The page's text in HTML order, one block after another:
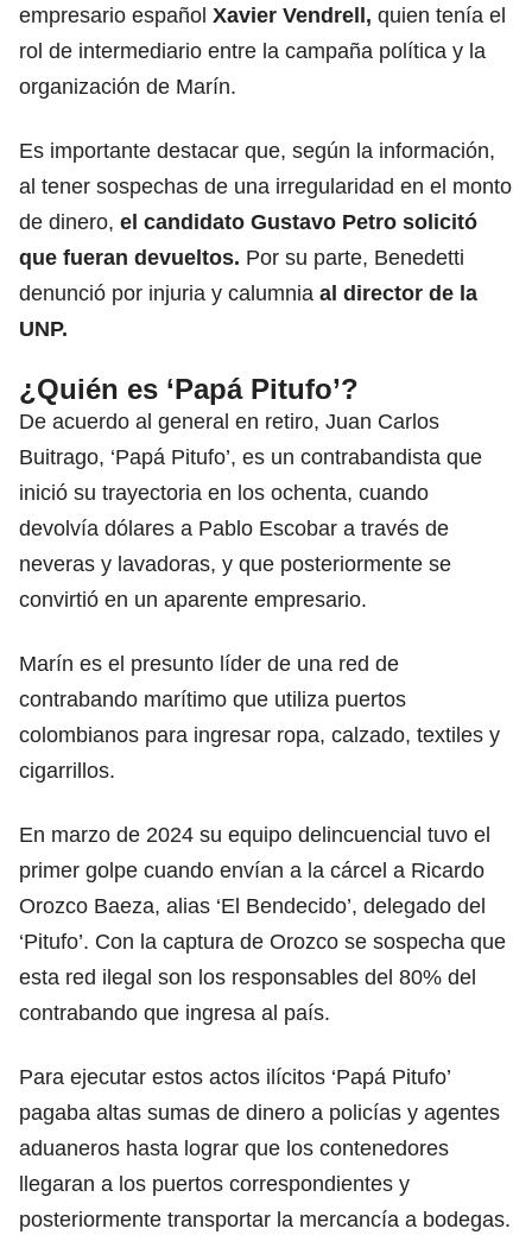
empresario español Xavier Vendrell, quien tenía el
rol de intermediario entre la campaña política y la
organización de Marín.
Es importante destacar que, según la información,
al tener sospechas de una irregularidad en el monto
de dinero, el candidato Gustavo Petro solicitó
que fueran devueltos. Por su parte, Benedetti
denunció por injuria y calumnia al director de la
UNP.
¿Quién es ‘Papá Pitufo’?
De acuerdo al general en retiro, Juan Carlos
Buitrago, ‘Papá Pitufo’, es un contrabandista que
inició su trayectoria en los ochenta, cuando
devolvía dólares a Pablo Escobar a través de
neveras y lavadoras, y que posteriormente se
convirtió en un aparente empresario.
Marín es el presunto líder de una red de
contrabando marítimo que utiliza puertos
colombianos para ingresar ropa, calzado, textiles y
cigarrillos.
En marzo de 2024 su equipo delincuencial tuvo el
primer golpe cuando envían a la cárcel a Ricardo
Orozco Baeza, alias ‘El Bendecido’, delegado del
‘Pitufo’. Con la captura de Orozco se sospecha que
esta red ilegal son los responsables del 80% del
contrabando que ingresa al país.
Para ejecutar estos actos ilícitos ‘Papá Pitufo’
pagaba altas sumas de dinero a policías y agentes
aduaneros hasta lograr que los contenedores
llegaran a los puertos correspondientes y
posteriormente transportar la mercancía a bodegas.